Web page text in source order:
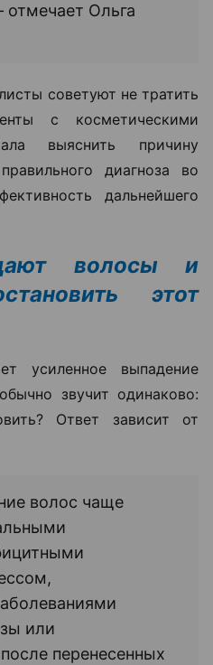
отмечает Ольга
советуют не тратить
с косметическими
выяснить причину
диагноза во
дальнейшего
волосы и
этот
усиленное выпадение
звучит одинаково:
Ответ зависит от
волос чаще
или
перенесенных